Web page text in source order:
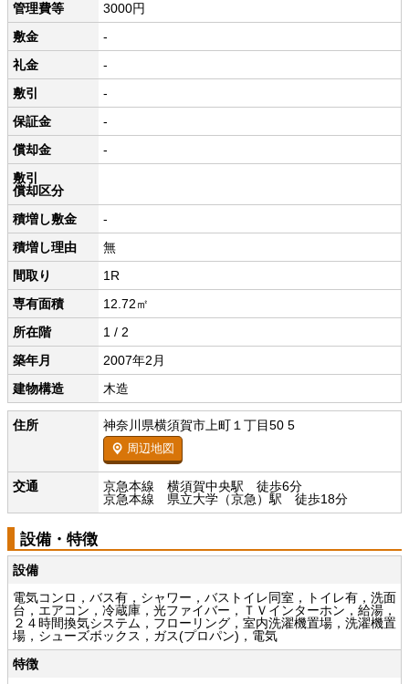
管理費等
3000円
敷金
-
礼金
-
敷引
-
保証金
-
償却金
-
敷引
償却区分
積増し敷金
-
積増し理由
無
間取り
1R
専有面積
12.72㎡
所在階
1 / 2
築年月
2007年2月
建物構造
木造
住所 神奈川県横須賀市上町１丁目50 5
周辺地図
交通
京急本線 横須賀中央駅 徒歩6分
京急本線 県立大学（京急）駅 徒歩18分
設備・特徴
設備
電気コンロ，バス有，シャワー，バストイレ同室，トイレ有，洗面
台，エアコン，冷蔵庫，光ファイバー，ＴＶインターホン，給湯，
２４時間換気システム，フローリング，室内洗濯機置場，洗濯機置
場，シューズボックス，ガス(プロパン)，電気
特徴